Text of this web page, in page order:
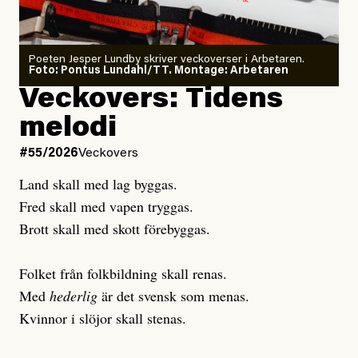
Publicerad6 August, 2026
Uppdaterad7 August, 2026
Joel Kellgren
Publicerad3 August, 2026
Uppdaterad3 August, 2026
Poeten Jesper Lundby skriver veckoverser i Arbetaren.
Foto: Pontus Lundahl/TT. Montage: Arbetaren
Veckovers: Tidens
melodi
#55/2026Veckovers
Land skall med lag byggas.
Fred skall med vapen tryggas.
Brott skall med skott förebyggas.
Folket från folkbildning skall renas.
Med hederlig är det svensk som menas.
Kvinnor i slöjor skall stenas.